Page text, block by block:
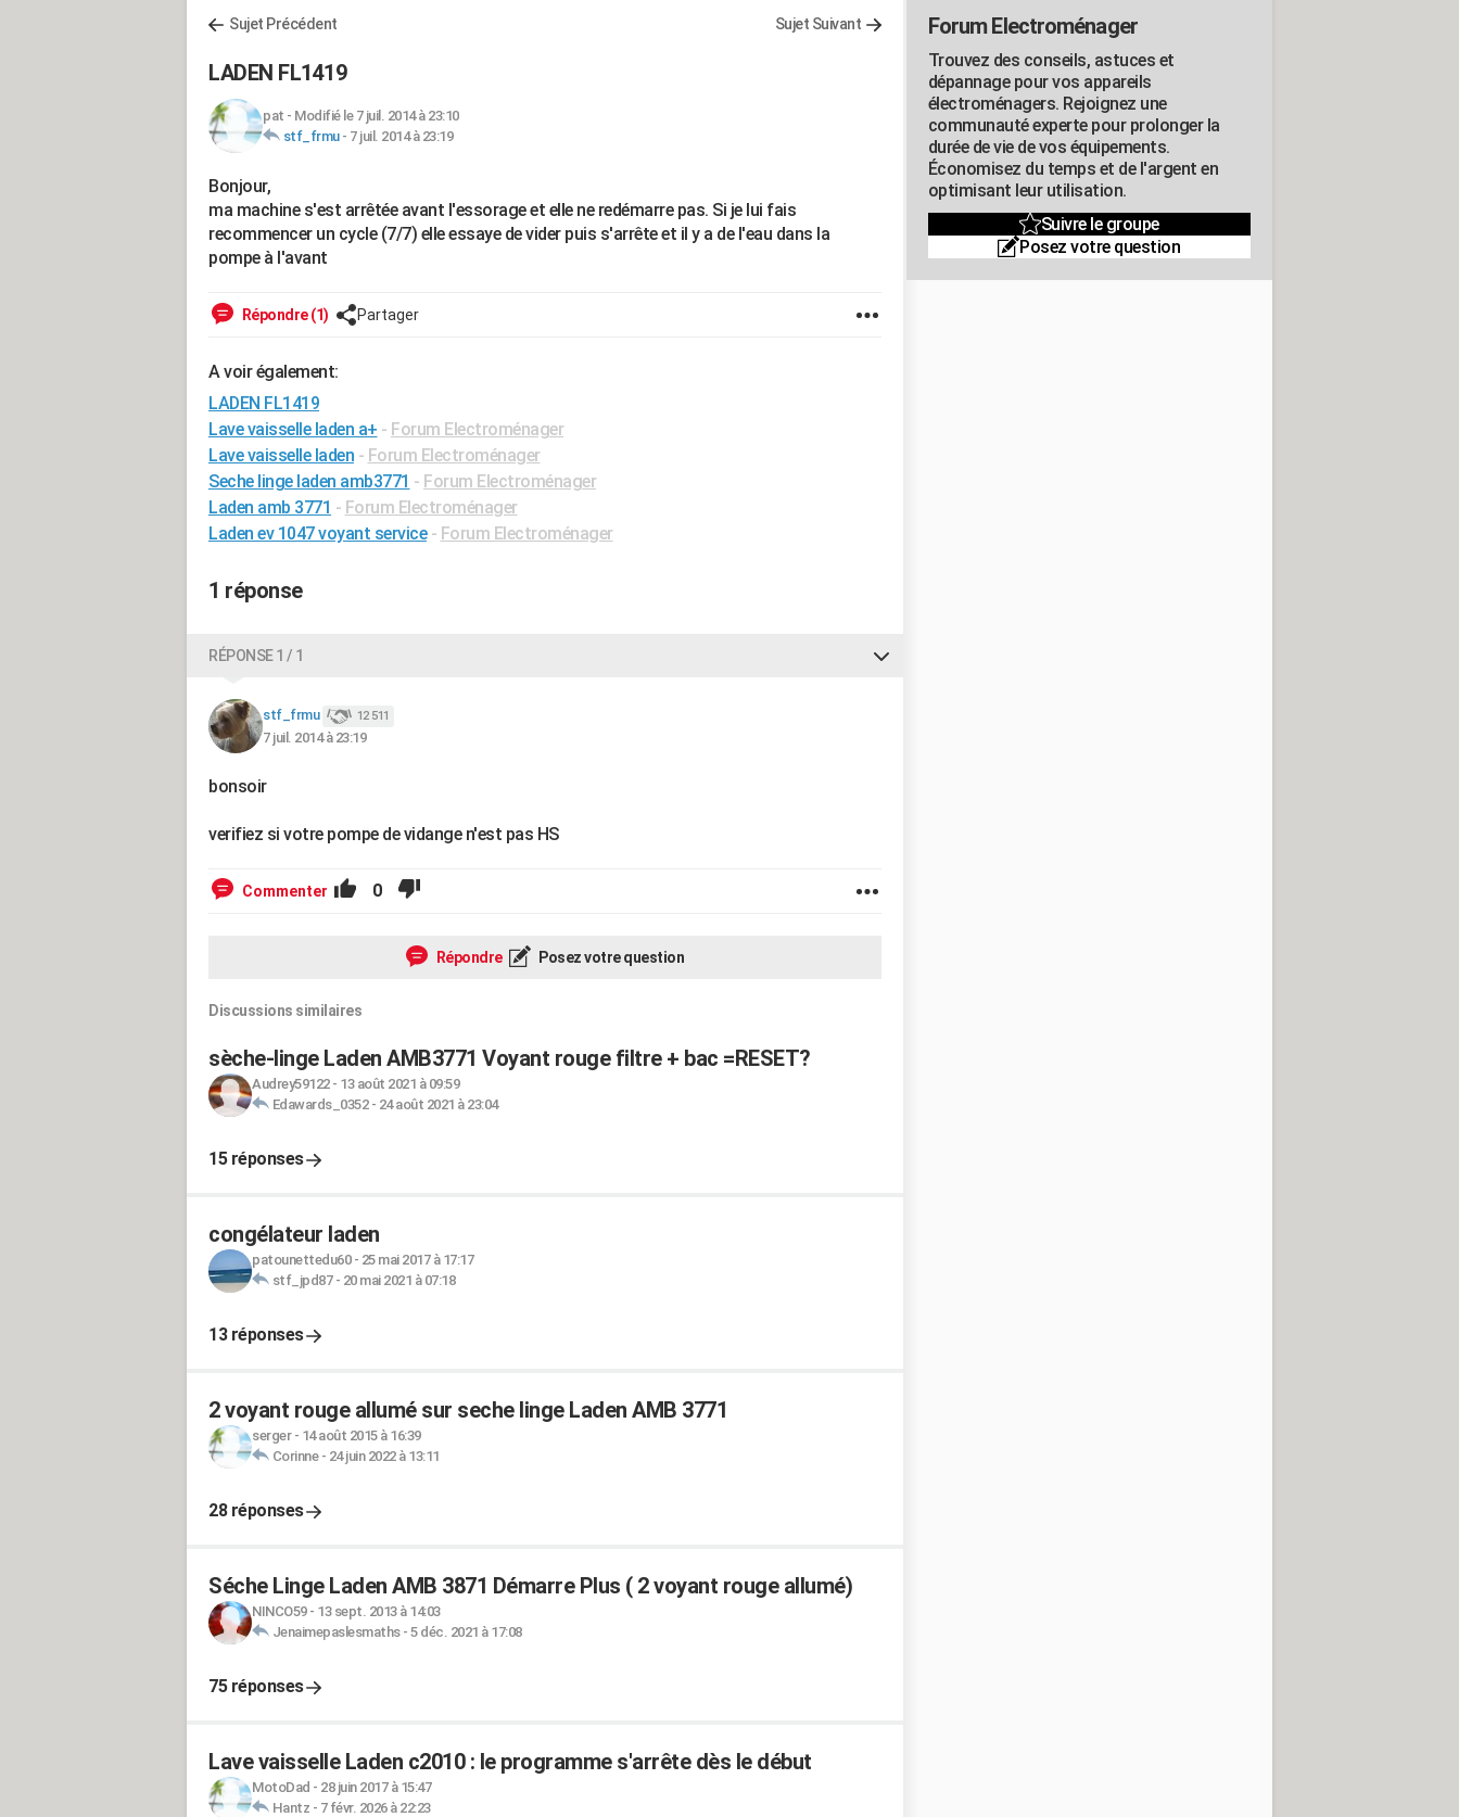
Sujet Précédent Sujet Suivant
LADEN FL1419
pat - Modifié le 7 juil. 2014 à 23:10
stf_frmu- 7 juil. 2014 à 23:19
Bonjour,
ma machine s'est arrêtée avant l'essorage et elle ne redémarre pas. Si je lui fais
recommencer un cycle (7/7) elle essaye de vider puis s'arrête et il y a de l'eau dans la
pompe à l'avant
Répondre (1) Partager
A voir également:
LADEN FL1419
Lave vaisselle laden a+ - Forum Electroménager
Lave vaisselle laden - Forum Electroménager
Seche linge laden amb3771 - Forum Electroménager
Laden amb 3771 - Forum Electroménager
Laden ev 1047 voyant service - Forum Electroménager
1 réponse
RÉPONSE 1 / 1
stf_frmu 12 511
7 juil. 2014 à 23:19
bonsoir
verifiez si votre pompe de vidange n'est pas HS
Commenter 0
Répondre Posez votre question
Discussions similaires
sèche-linge Laden AMB3771 Voyant rouge filtre + bac =RESET?
Audrey59122- 13 août 2021 à 09:59
Edawards_0352- 24 août 2021 à 23:04
15 réponses
congélateur laden
patounettedu60- 25 mai 2017 à 17:17
stf_jpd87- 20 mai 2021 à 07:18
13 réponses
2 voyant rouge allumé sur seche linge Laden AMB 3771
serger- 14 août 2015 à 16:39
Corinne- 24 juin 2022 à 13:11
28 réponses
Séche Linge Laden AMB 3871 Démarre Plus ( 2 voyant rouge allumé)
NINCO59- 13 sept. 2013 à 14:03
Jenaimepaslesmaths- 5 déc. 2021 à 17:08
75 réponses
Lave vaisselle Laden c2010 : le programme s'arrête dès le début
MotoDad - 28 juin 2017 à 15:47
Hantz - 7 févr. 2026 à 22:23
Forum Electroménager
Trouvez des conseils, astuces et
dépannage pour vos appareils
électroménagers. Rejoignez une
communauté experte pour prolonger la
durée de vie de vos équipements.
Économisez du temps et de l'argent en
optimisant leur utilisation.
Suivre le groupe
Posez votre question